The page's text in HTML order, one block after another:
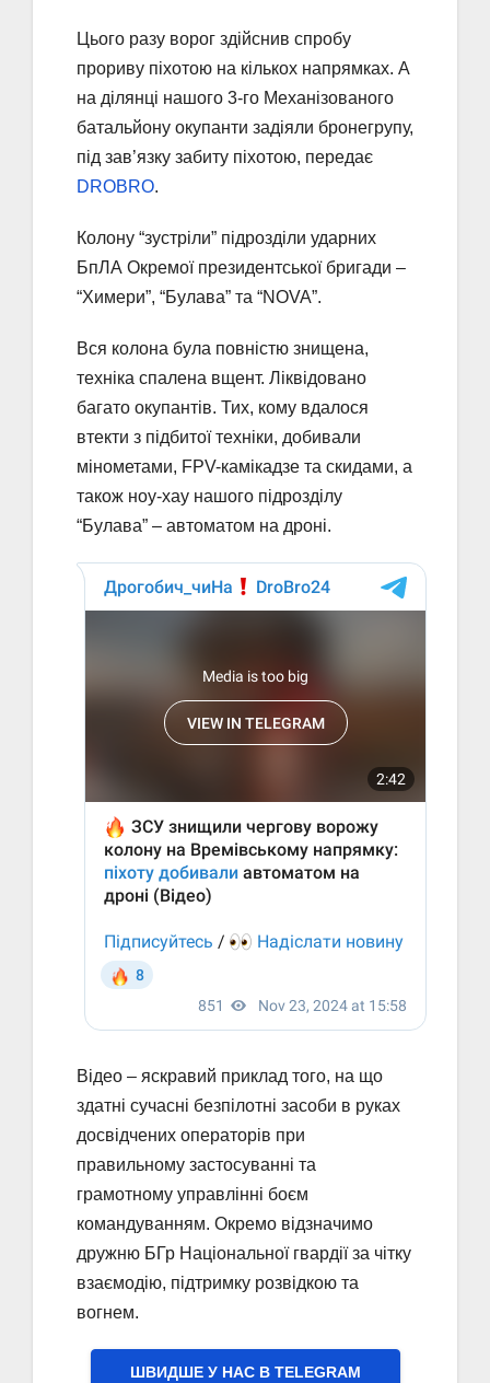
Цього разу ворог здійснив спробу
прориву піхотою на кількох напрямках. А
на ділянці нашого 3-го Механізованого
батальйону окупанти задіяли бронегрупу,
під зав’язку забиту піхотою, передає
DROBRO.
Колону “зустріли” підрозділи ударних
БпЛА Окремої президентської бригади –
“Химери”, “Булава” та “NOVA”.
Вся колона була повністю знищена,
техніка спалена вщент. Ліквідовано
багато окупантів. Тих, кому вдалося
втекти з підбитої техніки, добивали
мінометами, FPV-камікадзе та скидами, а
також ноу-хау нашого підрозділу
“Булава” – автоматом на дроні.
Відео – яскравий приклад того, на що
здатні сучасні безпілотні засоби в руках
досвідчених операторів при
правильному застосуванні та
грамотному управлінні боєм
командуванням. Окремо відзначимо
дружню БГр Національної гвардії за чітку
взаємодію, підтримку розвідкою та
вогнем.
ШВИДШЕ У НАС В ТELEGRAM